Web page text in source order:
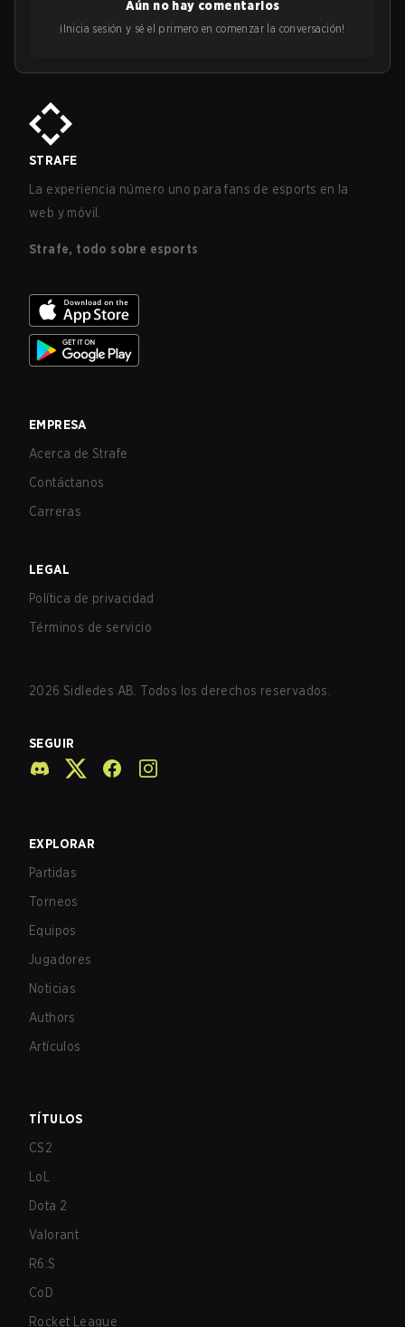
Aún no hay comentarios
¡Inicia sesión y sé el primero en comenzar la conversación!
STRAFE
La experiencia número uno para fans de esports en la
web y móvil.
Strafe, todo sobre esports
EMPRESA
Acerca de Strafe
Contáctanos
Carreras
LEGAL
Política de privacidad
Términos de servicio
2026 Sidledes AB. Todos los derechos reservados.
SEGUIR
EXPLORAR
Partidas
Torneos
Equipos
Jugadores
Noticias
Authors
Artículos
TÍTULOS
CS2
LoL
Dota 2
Valorant
R6:S
CoD
Rocket League